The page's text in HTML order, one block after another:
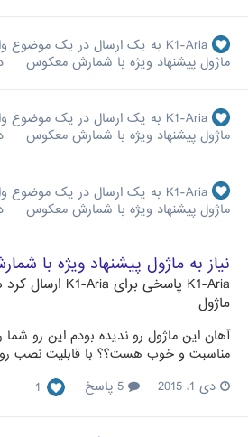
K1-Aria به یک ارسال در یک موضوع
ماژول پیشنهاد ویژه با شمارش معکوس
K1-Aria به یک ارسال در یک موضوع
ماژول پیشنهاد ویژه با شمارش معکوس
K1-Aria به یک ارسال در یک موضوع
ماژول پیشنهاد ویژه با شمارش معکوس
نیاز به ماژول پیشنهاد ویژه با
K1-Aria پاسخی برای K1-Aria ارسال
ماژول
آهان این ماژول رو ندیده بودم این رو
مناسبت و خوب هست؟؟ با قابلیت نصب روی 1.6 و قالب های
دی 1، 2015
1